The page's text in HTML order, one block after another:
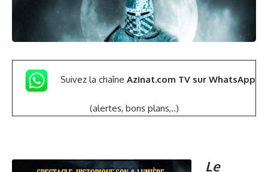
Suivez la chaîne Azinat.com TV sur WhatsApp
(alertes, bons plans,..)
Le